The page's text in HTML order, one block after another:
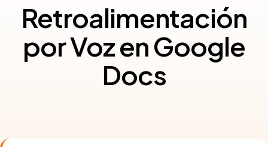
Retroalimentación
por Voz en Google
Docs